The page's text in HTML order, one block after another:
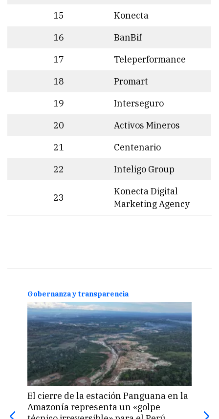
15
Konecta
16
BanBif
17
Teleperformance
18
Promart
19
Interseguro
20
Activos Mineros
21
Centenario
22
Inteligo Group
23
Konecta Digital
Marketing Agency
y transparencia
de la estación Panguana en la
representa un «golpe
Elecciones 2026